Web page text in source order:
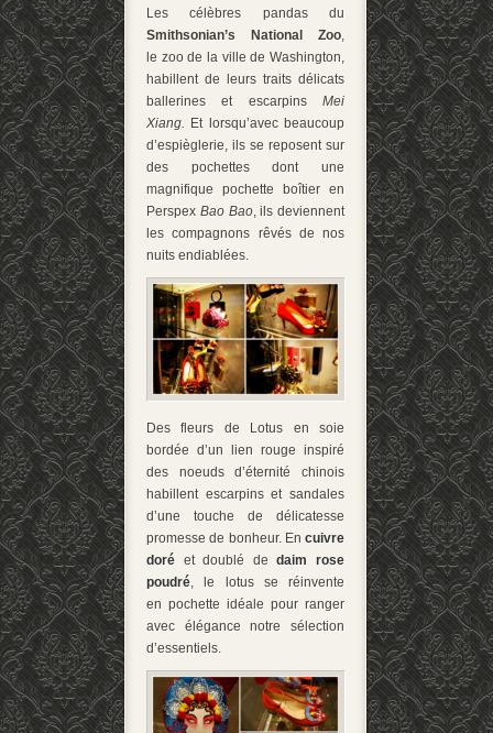
Les célèbres pandas du
Smithsonian’s National Zoo,
le zoo de la ville de Washington,
habillent de leurs traits délicats
ballerines et escarpins Mei
Xiang. Et lorsqu’avec beaucoup
d’espièglerie, ils se reposent sur
des pochettes dont une
magnifique pochette boîtier en
Perspex Bao Bao, ils deviennent
les compagnons rêvés de nos
nuits endiablées.
Des fleurs de Lotus en soie
bordée d’un lien rouge inspiré
des noeuds d’éternité chinois
habillent escarpins et sandales
d’une touche de délicatesse
promesse de bonheur. En cuivre
doré et doublé dedaim rose
poudré, le lotus se réinvente
en pochette idéale pour ranger
avec élégance notre sélection
d’essentiels.